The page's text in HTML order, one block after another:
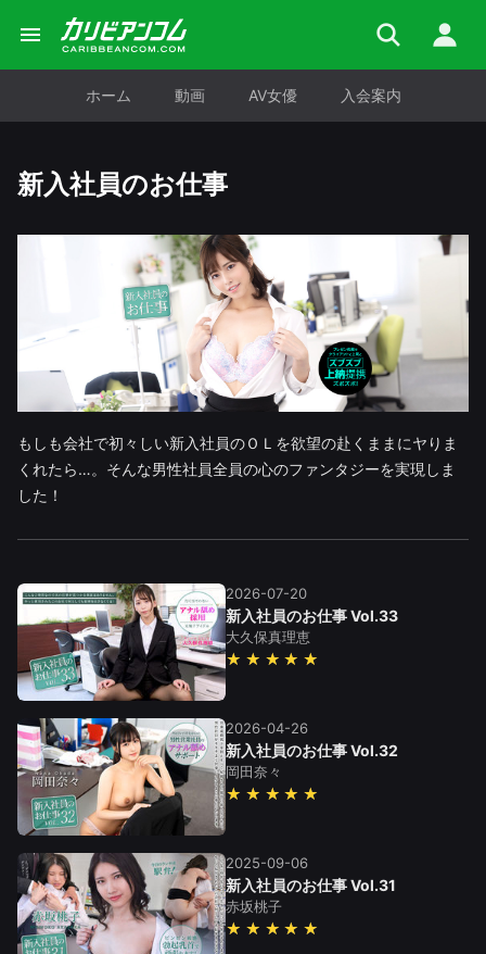
ホーム 動画 AV女優 入会案内
新入社員のお仕事
もしも会社で初々しい新入社員のＯＬを欲望の赴くままにヤりま
くれたら…。そんな男性社員全員の心のファンタジーを実現しま
した！
2026-07-20
新入社員のお仕事 Vol.33
大久保真理恵
★★★★★
2026-04-26
新入社員のお仕事 Vol.32
岡田奈々
★★★★★
2025-09-06
新入社員のお仕事 Vol.31
赤坂桃子
★★★★★